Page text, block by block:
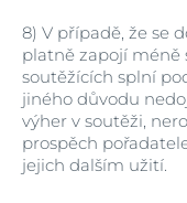
8) V případě, že se
platně zapojí méně
soutěžících splní
jiného důvodu
výher v soutěži,
prospěch
jejich dalším užití.